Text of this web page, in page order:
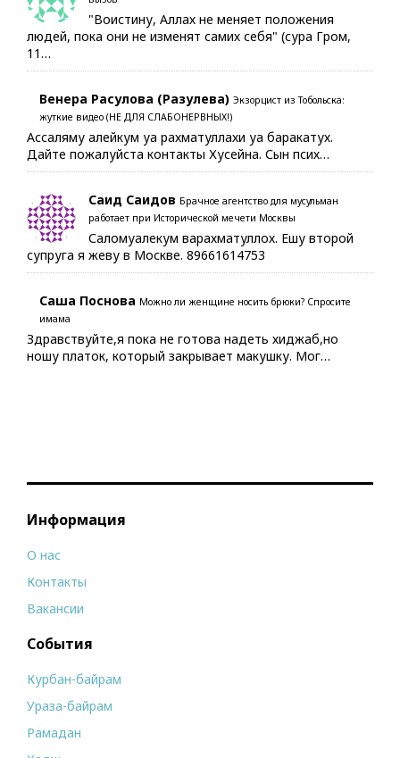
"Воистину, Аллах не меняет положения
людей, пока они не изменят самих себя" (сура Гром,
11…
Венера Расулова (Разулева) Экзорцист из Тобольска:
жуткие видео (НЕ ДЛЯ СЛАБОНЕРВНЫХ!)
Ассаляму алейкум уа рахматуллахи уа баракатух.
Дайте пожалуйста контакты Хусейна. Сын псих…
Саид Саидов Брачное агентство для мусульман
работает при Исторической мечети Москвы
Саломуалекум варахматуллох. Ешу второй
супруга я жеву в Москве. 89661614753
Саша Поснова Можно ли женщине носить брюки? Спросите
имама
Здравствуйте,я пока не готова надеть хиджаб,но
ношу платок, который закрывает макушку. Мог…
Информация
О нас
Контакты
Вакансии
События
Курбан-байрам
Ураза-байрам
Рамадан